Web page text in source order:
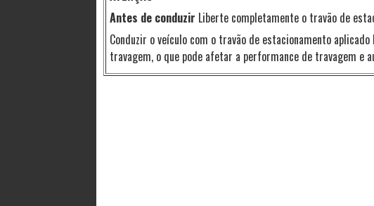
Antes de conduzir Liberte completamente o travão de
Conduzir o veículo com o travão de estacionamento
travagem, o que pode afetar a performance de travagem e